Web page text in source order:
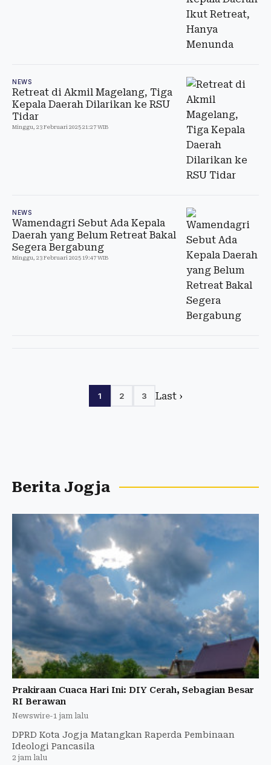
NEWS
Retreat di Akmil Magelang, Tiga
Kepala Daerah Dilarikan ke RSU
Tidar
Minggu, 23 Februari 2025 21:27 WIB
NEWS
Wamendagri Sebut Ada Kepala
Daerah yang Belum Retreat Bakal
Segera Bergabung
Minggu, 23 Februari 2025 19:47 WIB
1 2 3 Last ›
Berita Jogja
Prakiraan Cuaca Hari Ini: DIY Cerah, Sebagian Besar
RI Berawan
Newswire-1 jam lalu
DPRD Kota Jogja Matangkan Raperda Pembinaan
Ideologi Pancasila
2 jam lalu